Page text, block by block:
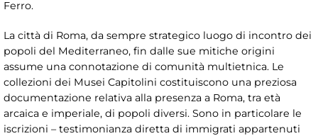
Ferro.
La città di Roma, da sempre strategico luogo di incontro dei
popoli del Mediterraneo, fin dalle sue mitiche origini
assume una connotazione di comunità multietnica. Le
collezioni dei Musei Capitolini costituiscono una preziosa
documentazione relativa alla presenza a Roma, tra età
arcaica e imperiale, di popoli diversi. Sono in particolare le
iscrizioni – testimonianza diretta di immigrati appartenuti